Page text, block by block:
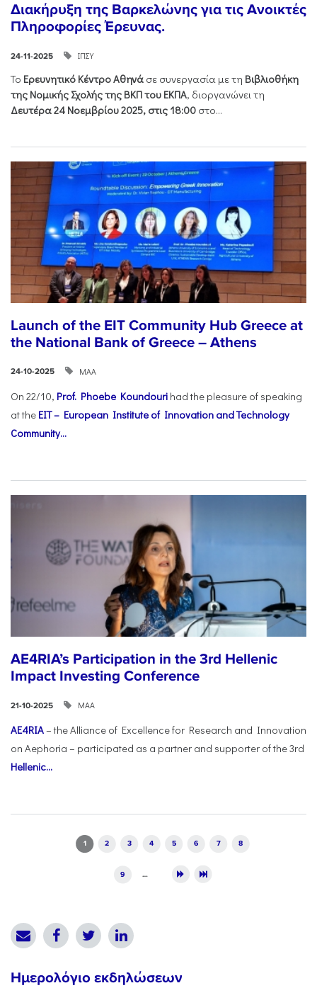
Διακήρυξη της Βαρκελώνης για τις Ανοικτές
Πληροφορίες Έρευνας.
24-11-2025 ΙΠΣΥ
Το Ερευνητικό Κέντρο Αθηνά σε συνεργασία με τη Βιβλιοθήκη
της Νομικής Σχολής της ΒΚΠ του ΕΚΠΑ, διοργανώνει τη
Δευτέρα 24 Νοεμβρίου 2025, στις 18:00 στο...
Launch of the EIT Community Hub Greece at
the National Bank of Greece – Athens
24-10-2025 ΜΑΑ
On 22/10, Prof. Phoebe Koundouri had the pleasure of speaking
at the EIT – European Institute of Innovation and Technology
Community...
AE4RIA’s Participation in the 3rd Hellenic
Impact Investing Conference
21-10-2025 ΜΑΑ
AE4RIA– the Alliance of Excellence for Research and Innovation
on Aephoria – participated as a partner and supporter of the 3rd
Hellenic...
1 2 3 4 5 6 7 8
9 …
Ημερολόγιο εκδηλώσεων